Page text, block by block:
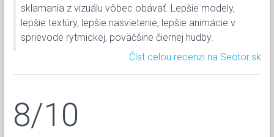
sklamania z vizuálu vôbec obávať. Lepšie modely,
lepšie textúry, lepšie nasvietenie, lepšie animácie v
sprievode rytmickej, poväčšine čiernej hudby.
Číst celou recenzi na Sector.sk
8/10